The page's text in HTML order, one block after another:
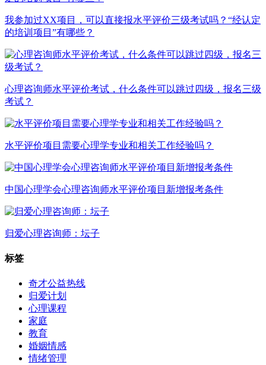
我参加过XX项目，可以直接报水平评价三级考试吗？“经认定
的培训项目”有哪些？
心理咨询师水平评价考试，什么条件可以跳过四级，报名三级
考试？
水平评价项目需要心理学专业和相关工作经验吗？
中国心理学会心理咨询师水平评价项目新增报考条件
归爱心理咨询师：坛子
标签
奇才公益热线
归爱计划
心理课程
家庭
教育
婚姻情感
情绪管理